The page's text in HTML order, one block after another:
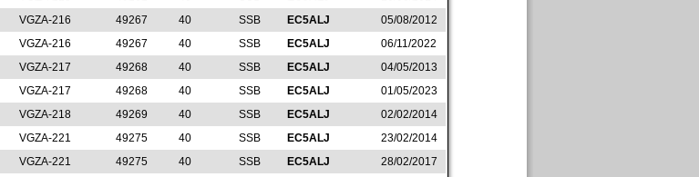
VGZA-216 49267 40 SSB EC5ALJ
05/08/2012
VGZA-216 49267 40 SSB EC5ALJ
06/11/2022
VGZA-217 49268 40 SSB EC5ALJ
04/05/2013
VGZA-217 49268 40 SSB EC5ALJ
01/05/2023
VGZA-218 49269 40 SSB EC5ALJ
02/02/2014
VGZA-221 49275 40 SSB EC5ALJ
23/02/2014
VGZA-221 49275 40 SSB EC5ALJ
28/02/2017